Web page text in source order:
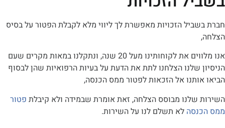
הזכויות מאפשרת לך ליווי מלא לקבלת הפטור על בסיס
אנו מלווים את לקוחותינו מעל 20 שנה, ונתקלנו במאות מקרים שעם
שלנו הצלחנו לתת את הדעת על בעיות הרפואיות שהן לבסוף
אל הזכאות לפטור ממס הכנסה,
מבוסס הצלחה, זאת אומרת שבמידה ולא קיבלתפטור
לא תשלם לנו על השירות.